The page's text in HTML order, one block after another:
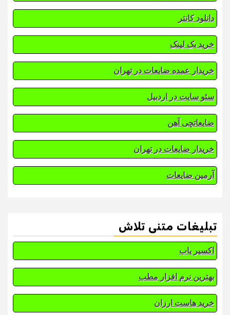
دانلود کانتر
خرید بک لینک
خریدار عمده ضایعات در تهران
سئو سایت در اردبیل
ضایعاتچی آهن
خریدار ضایعات در تهران
آرمین ضایعات
تبلیغات متنی تلاش
اکسیر یاب
بهترین نرم افزار مطب
خرید هاست ارزان